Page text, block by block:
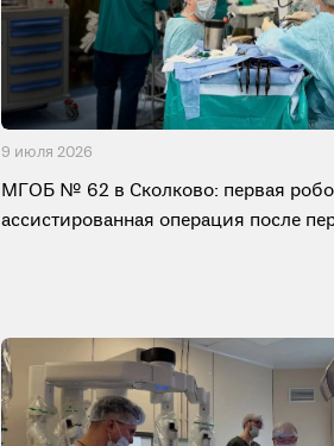
9 июля 2026
МГОБ № 62 в Сколково: первая
ассистированная операция после